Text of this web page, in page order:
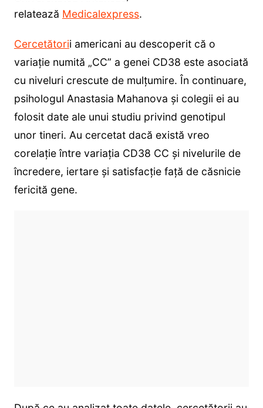
relatează Medicalexpress.
Cercetătorii americani au descoperit că o
variație numită „CC” a genei CD38 este asociată
cu niveluri crescute de mulțumire. În continuare,
psihologul Anastasia Mahanova și colegii ei au
folosit date ale unui studiu privind genotipul
unor tineri. Au cercetat dacă există vreo
corelație între variația CD38 CC și nivelurile de
încredere, iertare și satisfacție față de căsnicie
fericită gene.